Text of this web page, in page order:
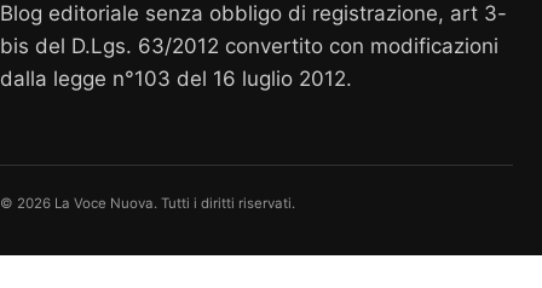
Blog editoriale senza obbligo di registrazione, art 3-
bis del D.Lgs. 63/2012 convertito con modificazioni
dalla legge n°103 del 16 luglio 2012.
© 2026 La Voce Nuova. Tutti i diritti riservati.